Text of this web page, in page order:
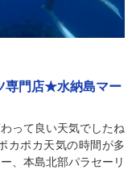
専門店★水納島マー
って良い天気でしたね
カポカ天気の時間が多
、本島北部パラセーリ